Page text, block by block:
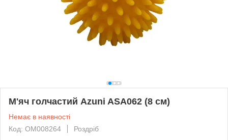
М'яч голчастий Azuni ASA062 (8 см)
Немає в наявності
Код: ОМ008264
Роздріб